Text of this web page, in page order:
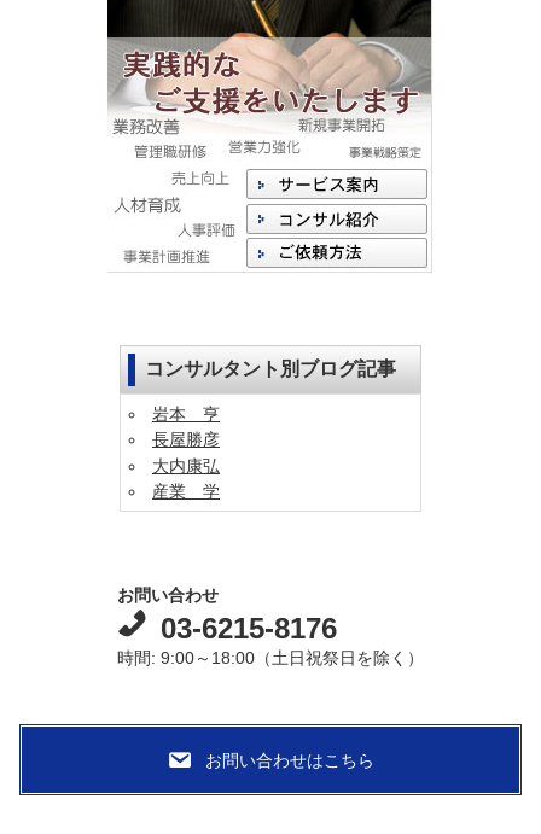
コンサルタント別ブログ記事
岩本 亨
長屋勝彦
大内康弘
産業 学
お問い合わせ
03-6215-8176
時間: 9:00～18:00（土日祝祭日を除く）